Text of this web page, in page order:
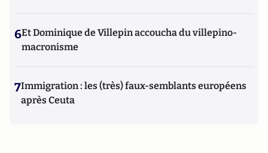
6Et Dominique de Villepin accoucha du villepino-
macronisme
7Immigration : les (très) faux-semblants européens
après Ceuta